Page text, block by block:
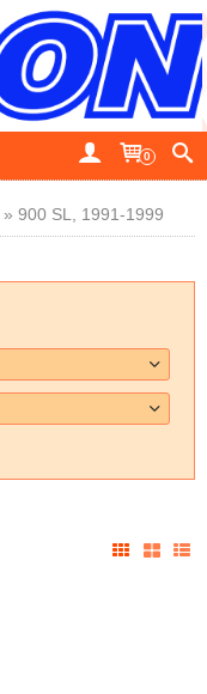
0
» 900 SL, 1991-1999